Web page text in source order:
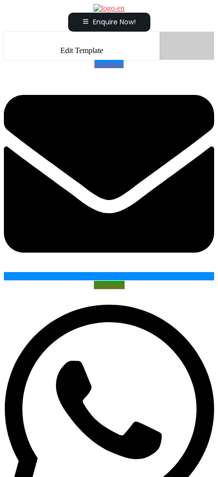
Enquire Now!
Edit Template
Envelope
Whatsapp